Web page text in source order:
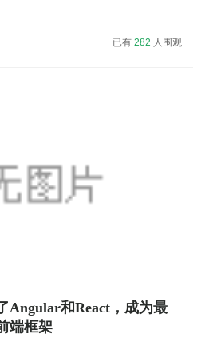
已有282 人围观
Angular和React，成为最
端框架